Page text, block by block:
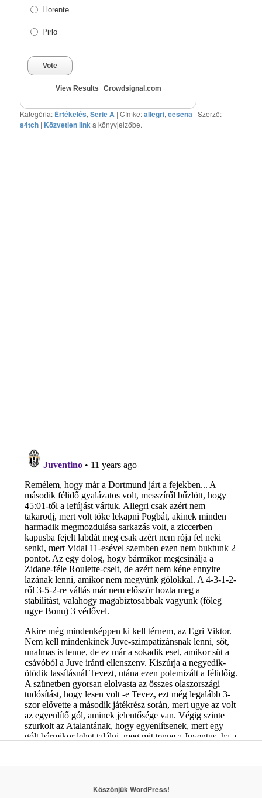
Llorente
Pirlo
Vote
View Results Crowdsignal.com
Kategória: Értékelés,Serie A | Címke:allegri,cesena | Szerző:
s4tch | Közvetlen linka könyvjelzőbe.
Köszönjük WordPress!